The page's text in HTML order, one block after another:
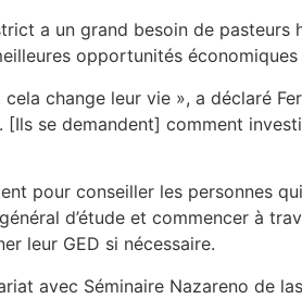
a un grand besoin de pasteurs
opportunités
change leur vie », a déclaré
[Ils se demandent] comment
pour conseiller les personnes
d’étude et commencer à
leur GED si nécessaire.
avec Séminaire Nazareno de